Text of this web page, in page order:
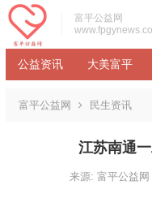
富平公益网
公益资讯 大美富平
富平公益网 民生资讯
江苏南通
来源: 富平公益